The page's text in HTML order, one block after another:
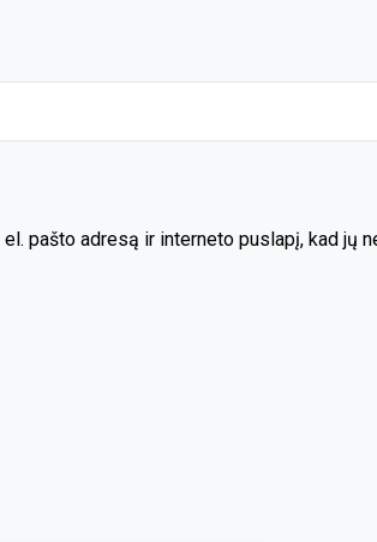
pašto adresą ir interneto puslapį, kad jų